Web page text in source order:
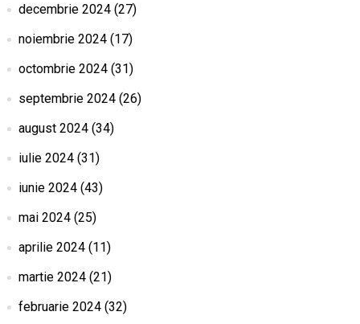
decembrie 2024(27)
noiembrie 2024(17)
octombrie 2024(31)
septembrie 2024(26)
august 2024(34)
iulie 2024(31)
iunie 2024(43)
mai 2024(25)
aprilie 2024(11)
martie 2024(21)
februarie 2024(32)